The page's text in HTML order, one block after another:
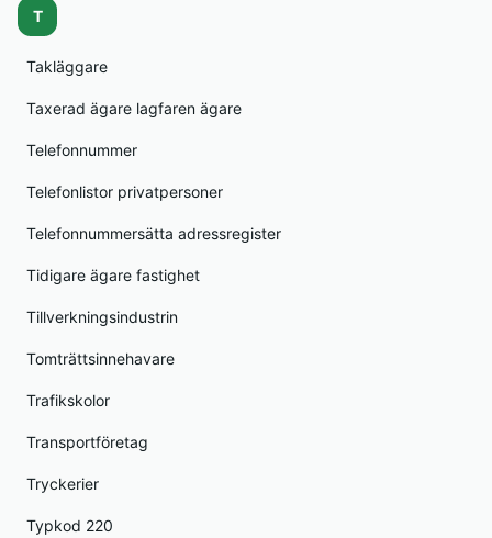
T
Takläggare
Taxerad ägare lagfaren ägare
Telefonnummer
Telefonlistor privatpersoner
Telefonnummersätta adressregister
Tidigare ägare fastighet
Tillverkningsindustrin
Tomträttsinnehavare
Trafikskolor
Transportföretag
Tryckerier
Typkod 220